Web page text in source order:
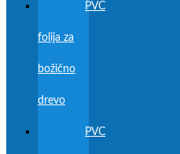
PVC
folija za
božično
drevo
PVC